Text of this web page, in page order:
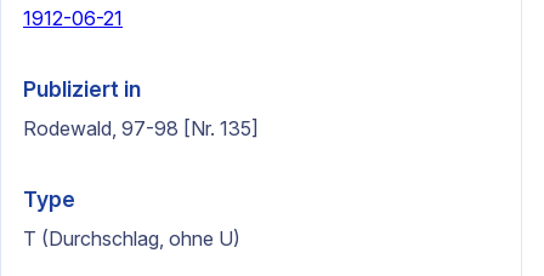
1912-06-21
Publiziert in
Rodewald, 97-98 [Nr. 135]
Type
T (Durchschlag, ohne U)